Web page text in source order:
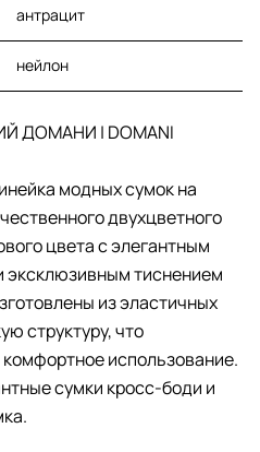
антрацит
нейлон
ДОМАНИ | DOMANI
модных сумок на
двухцветного
цвета с элегантным
эксклюзивным тиснением
из эластичных
структуру, что
использование.
сумки кросс-боди и